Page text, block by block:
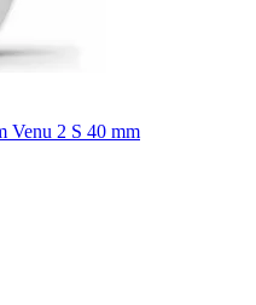
Venu 2 S 40 mm